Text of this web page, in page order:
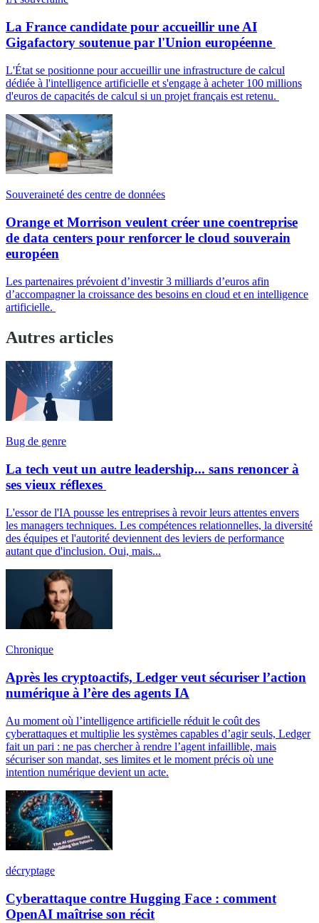
La France candidate pour accueillir une AI
Gigafactory soutenue par l'Union européenne
L'État se positionne pour accueillir une infrastructure de calcul
dédiée à l'intelligence artificielle et s'engage à acheter 100 millions
d'euros de capacités de calcul si un projet français est retenu.
Souveraineté des centre de données
Orange et Morrison veulent créer une coentreprise
de data centers pour renforcer le cloud souverain
européen
Les partenaires prévoient d’investir 3 milliards d’euros afin
d’accompagner la croissance des besoins en cloud et en intelligence
artificielle.
Autres articles
Bug de genre
La tech veut un autre leadership... sans renoncer à
ses vieux réflexes
L'essor de l'IA pousse les entreprises à revoir leurs attentes envers
les managers techniques. Les compétences relationnelles, la diversité
des équipes et l'autorité deviennent des leviers de performance
autant que d'inclusion. Oui, mais...
Chronique
Après les cryptoactifs, Ledger veut sécuriser l’action
numérique à l’ère des agents IA
Au moment où l’intelligence artificielle réduit le coût des
cyberattaques et multiplie les systèmes capables d’agir seuls, Ledger
fait un pari : ne pas chercher à rendre l’agent infaillible, mais
sécuriser son mandat, ses limites et le moment précis où une
intention numérique devient un acte.
décryptage
Cyberattaque contre Hugging Face : comment
OpenAI maîtrise son récit